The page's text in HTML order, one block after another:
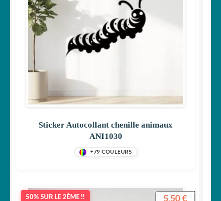
Sticker Autocollant chenille animaux
ANI1030
+79 COULEURS
50% SUR LE 2ÈME !! 5,50 €